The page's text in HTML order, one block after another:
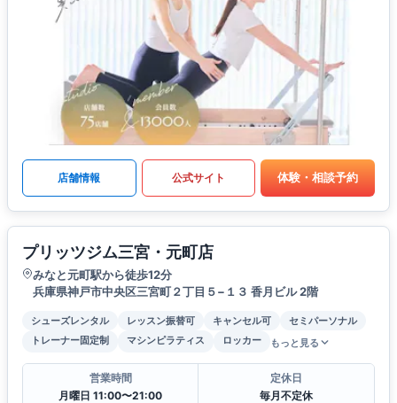
店舗情報 公式サイト 体験・相談予約
プリッツジム三宮・元町店
みなと元町駅から徒歩12分
兵庫県神戸市中央区三宮町２丁目５−１３ 香月ビル 2階
シューズレンタル レッスン振替可 キャンセル可
セミパーソナル
トレーナー固定制
マシンピラティス ロッカー もっと見る
営業時間
月曜日 11:00〜21:00
定休日
毎月不定休